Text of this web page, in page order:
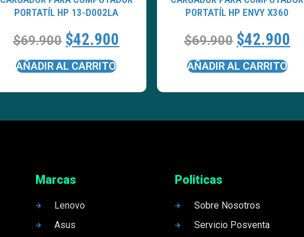
PORTATÍL HP 13-D002LA
$69.900 $42.900
AÑADIR AL CARRITO
PORTATÍL HP ENVY X360
$69.900 $42.900
AÑADIR AL CARRITO
Marcas
Lenovo
Asus
Politicas
Sobre Nosotros
Servicio Posventa